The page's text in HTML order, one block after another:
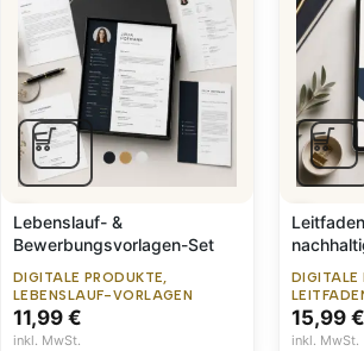
Lebenslauf- &
Bewerbungsvorlagen-Set
DIGITALE PRODUKTE,
LEBENSLAUF-VORLAGEN
11,99 €
inkl. MwSt.
DIGITALE
15,99 €
inkl. MwSt.